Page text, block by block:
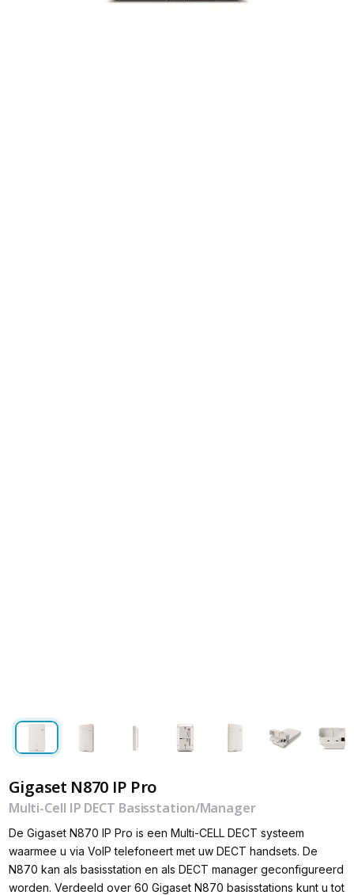
Gigaset N870 IP Pro
Multi-Cell IP DECT Basisstation/Manager
De Gigaset N870 IP Pro is een Multi-CELL DECT systeem
waarmee u via VoIP telefoneert met uw DECT handsets. De
N870 kan als basisstation en als DECT manager geconfigureerd
worden. Verdeeld over 60 Gigaset N870 basisstations kunt u tot